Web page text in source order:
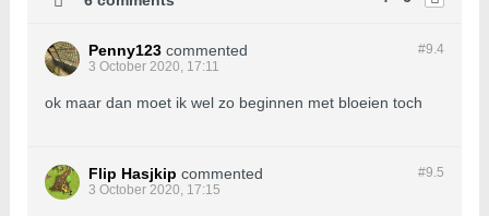
#9.4
Penny123 commented
3 October 2020, 17:11
ok maar dan moet ik wel zo beginnen met bloeien toch
#9.5
Flip Hasjkip commented
3 October 2020, 17:15